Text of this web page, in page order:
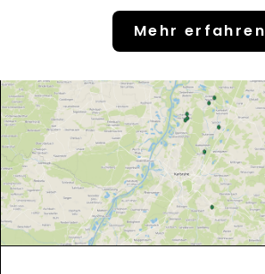
Mehr erfahren